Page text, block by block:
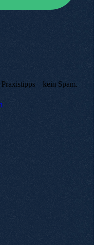
– kein Spam.